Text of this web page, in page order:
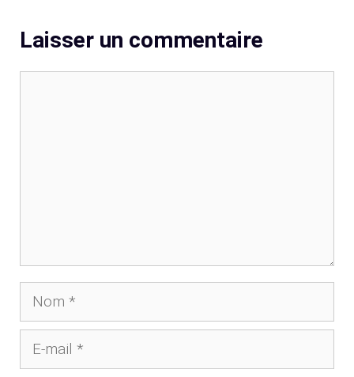
Laisser un commentaire
Nom
mail